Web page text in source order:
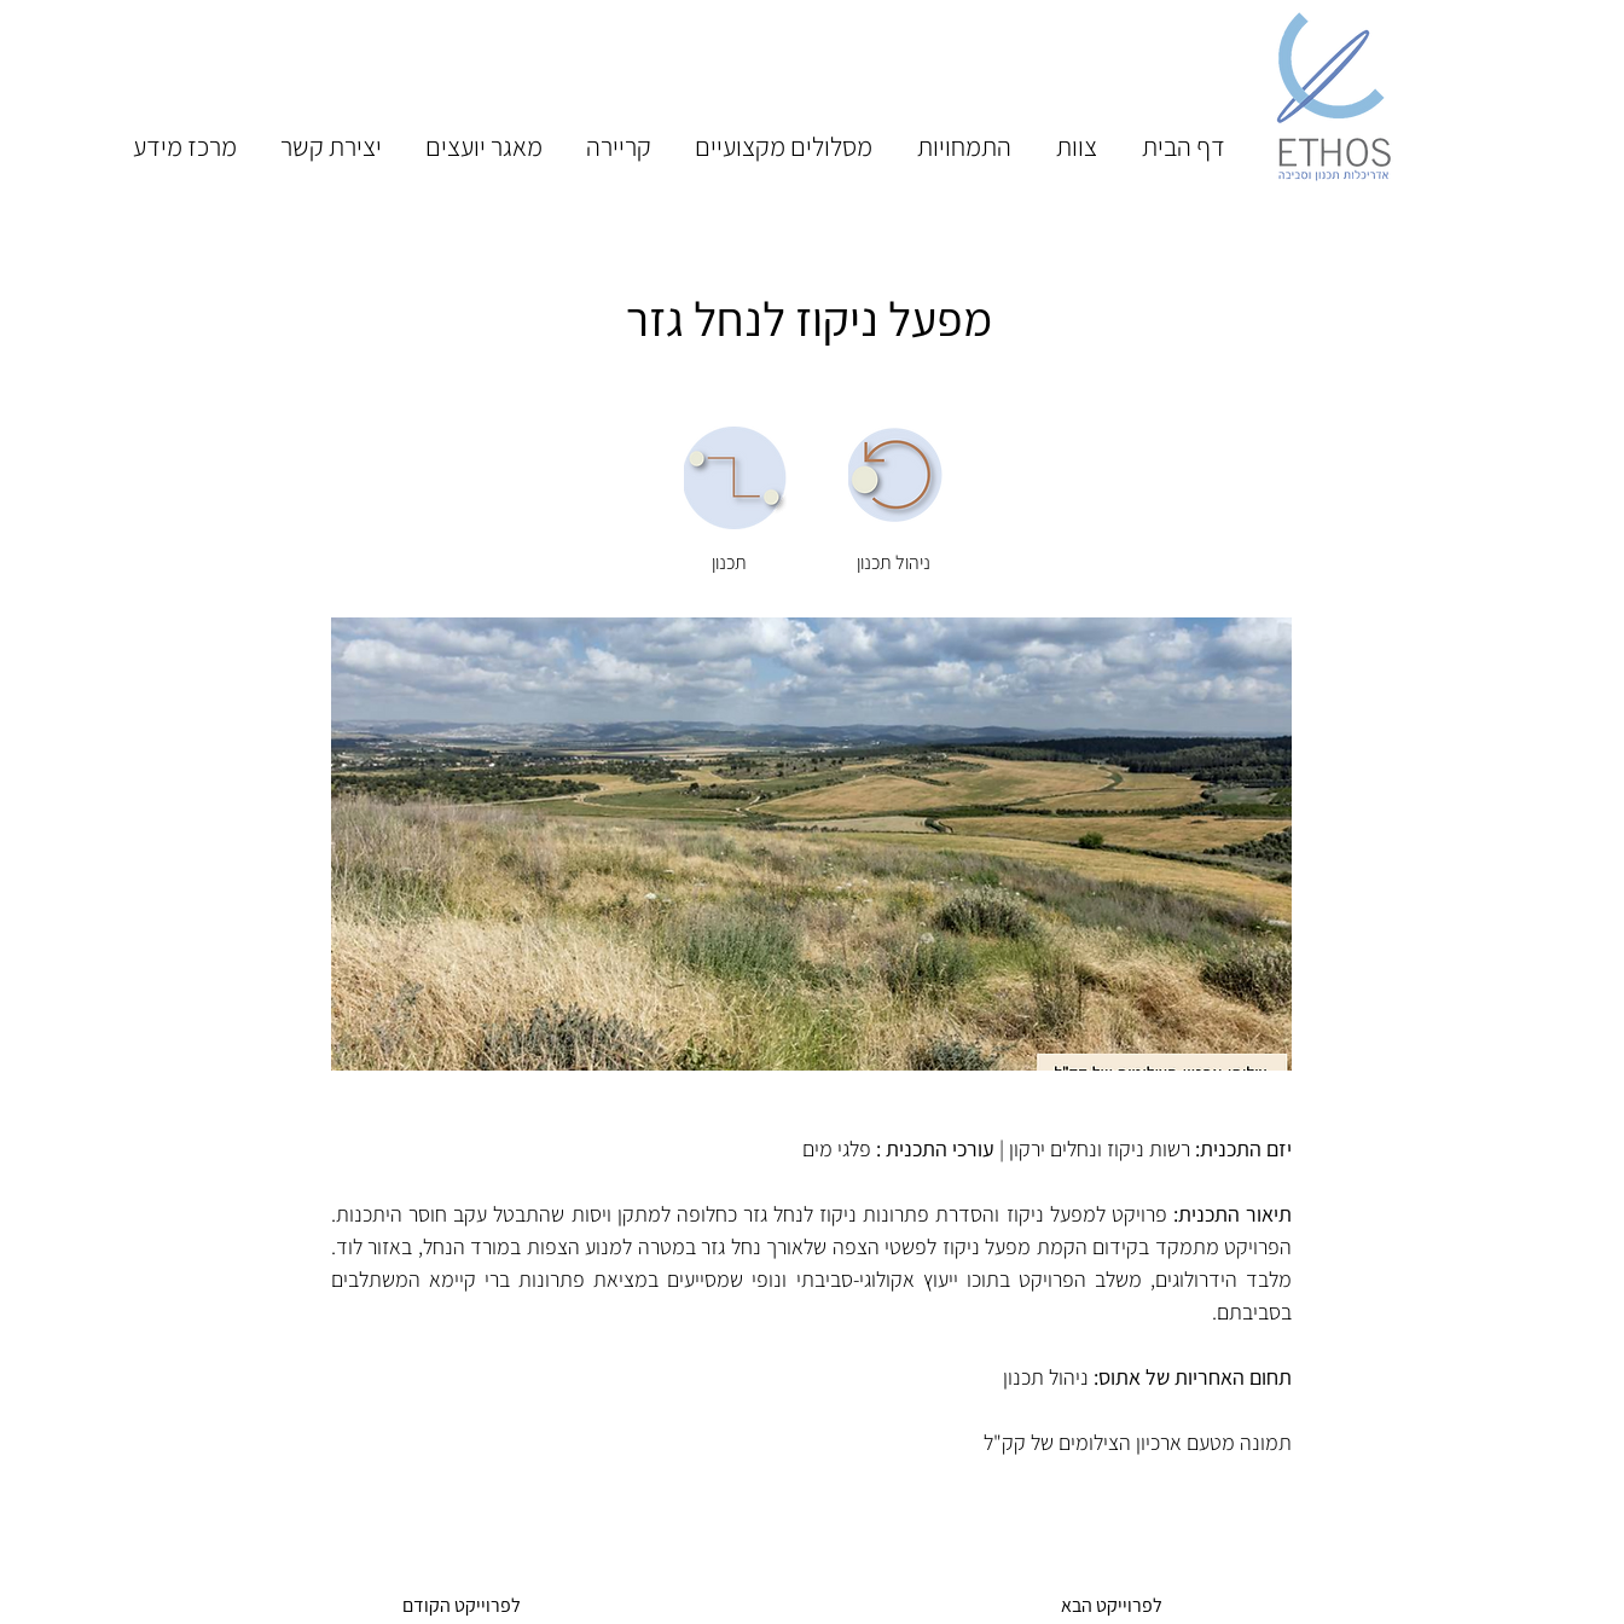
דף הבית צוות התמחויות מסלולים מקצועיים קריירה מאגר יועצים יצירת קשר מרכז מידע
מפעל ניקוז לנחל גזר
תכנון ניהול תכנון
יזם התכנית: רשות ניקוז ונחלים ירקון | עורכי התכנית : פלגי מים
תיאור התכנית:
בסביבתם.
תחום האחריות של אתוס: ניהול תכנון
תמונה מטעם ארכיון הצילומים של קק"ל
לפרוייקט הקודם לפרוייקט הבא